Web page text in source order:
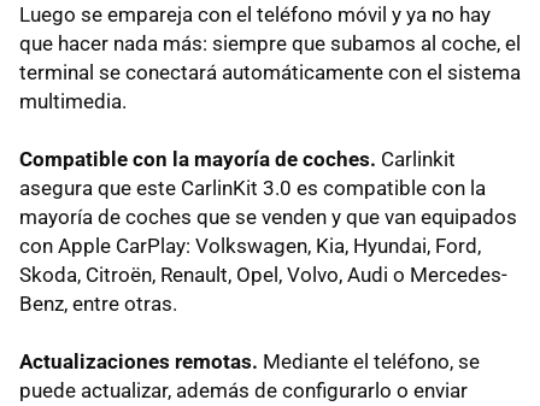
Luego se empareja con el teléfono móvil y ya no hay
que hacer nada más: siempre que subamos al coche, el
terminal se conectará automáticamente con el sistema
multimedia.
Compatible con la mayoría de coches. Carlinkit
asegura que este CarlinKit 3.0 es compatible con la
mayoría de coches que se venden y que van equipados
con Apple CarPlay: Volkswagen, Kia, Hyundai, Ford,
Skoda, Citroën, Renault, Opel, Volvo, Audi o Mercedes-
Benz, entre otras.
Actualizaciones remotas. Mediante el teléfono, se
puede actualizar, además de configurarlo o enviar